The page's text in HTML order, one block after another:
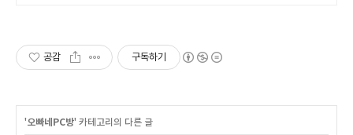
공감 구독하기
'오빠네PC방' 카테고리의 다른 글